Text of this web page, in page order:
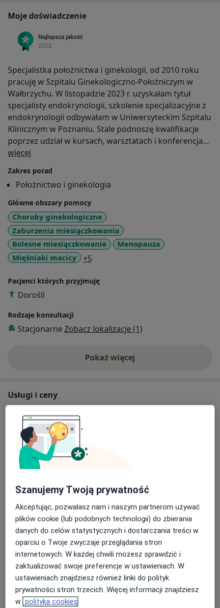
Moje doświadczenie
Specjalistka położnictwa i ginekologii, od 2010 roku
pracuję w Szpitalu Ginekologiczno-Położniczym w
Wałbrzychu. W listopadzie 2023 r. uzyskałam tytuł
specjalisty endokrynologii, szkolenie specjalizacyjne z
endokrynologii odbywałam w Uniwersyteckim Szpitalu
Klinicznym w Poznaniu. Stale podnoszę kwalifikacje
poprzez udział w kursach, warsztatach i konferencjach
naukowych.
więcej
Zakres porad
Położnictwo i ginekologia
Główne obszary pomocy
Choroby ginekologiczne
Zaburzenia miesiączkowania
Bolesne miesiączkowanie
Menopauza
Mięśniaki macicy
+5
Pacjenci których przyjmuję
Dorośli
Rodzaje konsultacji
Stacjonarne Zobacz lokalizacje (1)
Pokaż więcejo doświadczeniu
Usługi i ceny
Konsultacja endokrynologiczna
250 zł Szczegóły
Monitoring owulacji -pierwsza wizyta w cyklu
150 zł Szczegóły
Usunięcie zmiany ze sromu w znieczuleniu miejscowym
450 zł Szczegóły
Usunięcie wkładki domacicznej
100 zł Szczegóły
Usunięcie polipa szyjki macicy w znieczuleniu
miejscowym wraz z badaniem histopatologicznym
700 zł Szczegóły
Szanujemy Twoją prywatność
Akceptując, pozwalasz nam i naszym partnerom używać
plików cookie (lub podobnych technologii) do zbierania
danych do celów statystycznych i dostarczania treści w
oparciu o Twoje zwyczaje przeglądania stron
internetowych. W każdej chwili możesz sprawdzić i
zaktualizować swoje preferencje w ustawieniach. W
ustawieniach znajdziesz również linki do polityk
prywatności stron trzecich. Więcej informacji znajdziesz
w polityka cookies